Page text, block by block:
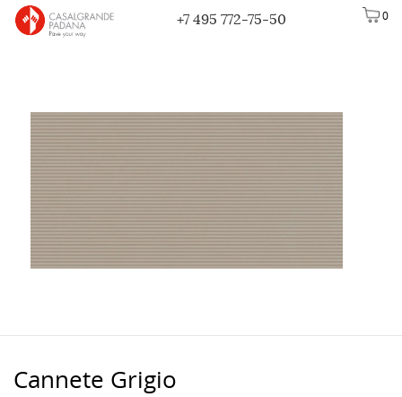
0
+7 495 772-75-50
Cannete Grigio